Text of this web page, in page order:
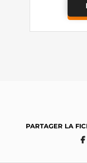
PARTAGER LA